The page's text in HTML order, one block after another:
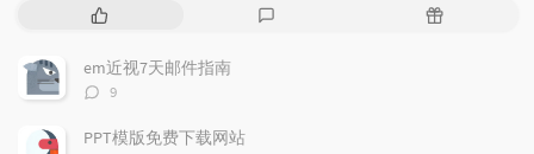
热
文
章
随
em近视7天邮件指南
评
数：
9
PPT模版免费下载网站